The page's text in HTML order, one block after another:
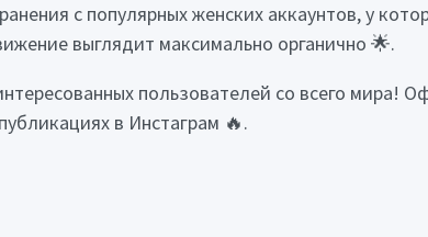
с популярных женских аккаунтов, у
выглядит максимально органично 🌟.
пользователей со всего мира!
в Инстаграм 🔥.